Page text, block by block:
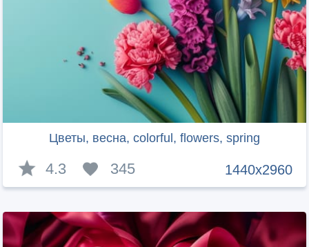
Цветы, весна, colorful, flowers, spring
1440x2960
4.3 345